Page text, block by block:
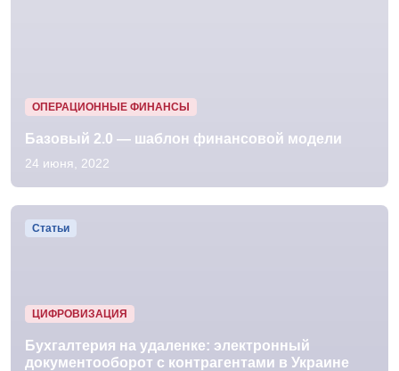
ОПЕРАЦИОННЫЕ ФИНАНСЫ
Базовый 2.0 — шаблон финансовой модели
24 июня, 2022
Статьи
ЦИФРОВИЗАЦИЯ
Бухгалтерия на удаленке: электронный
документооборот с контрагентами в Украине